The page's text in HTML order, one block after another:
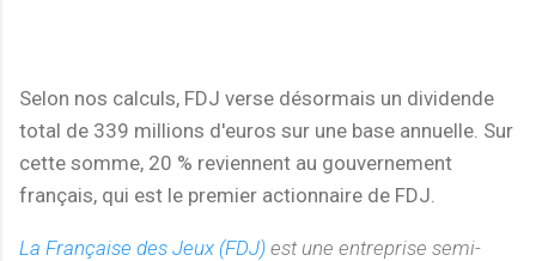
Selon nos calculs, FDJ verse désormais un dividende
total de 339 millions d'euros sur une base annuelle. Sur
cette somme, 20 % reviennent au gouvernement
français, qui est le premier actionnaire de FDJ.
La Française des Jeux (FDJ) est une entreprise semi-